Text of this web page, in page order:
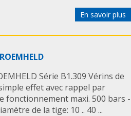
En savoir plus
Série B1.309 Vérins de
effet avec rappel par
fonctionnement maxi. 500 bars -
de la tige: 10 .. 40 ...